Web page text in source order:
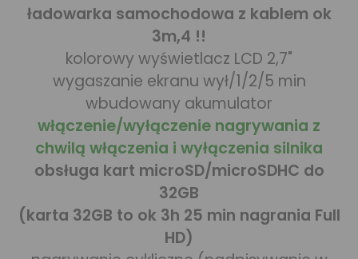
ładowarka samochodowa z kablem ok
3m,4 !!
kolorowy wyświetlacz LCD 2,7"
wygaszanie ekranu wył/1/2/5 min
wbudowany akumulator
włączenie/wyłączenie nagrywania z
chwilą włączenia i wyłączenia silnika
obsługa kart microSD/microSDHC do
32GB
(karta 32GB to ok 3h 25 min nagrania Full
HD)